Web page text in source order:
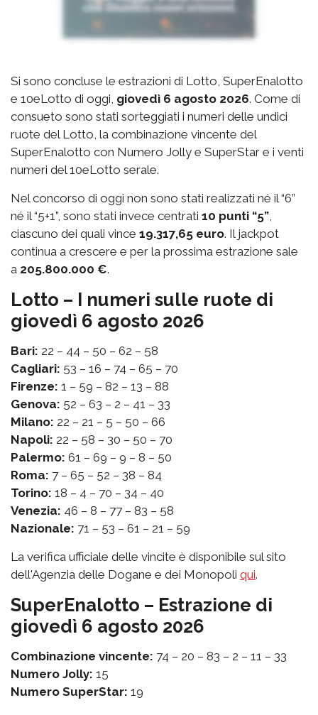
Si sono concluse le estrazioni di Lotto, SuperEnalotto
e 10eLotto di oggi, giovedì 6 agosto 2026. Come di
consueto sono stati sorteggiati i numeri delle undici
ruote del Lotto, la combinazione vincente del
SuperEnalotto con Numero Jolly e SuperStar e i venti
numeri del 10eLotto serale.
Nel concorso di oggi non sono stati realizzati né il “6”
né il “5+1”, sono stati invece centrati 10 punti “5”,
ciascuno dei quali vince 19.317,65 euro. Il jackpot
continua a crescere e per la prossima estrazione sale
a 205.800.000 €.
Lotto – I numeri sulle ruote di
giovedì 6 agosto 2026
Bari: 22 – 44 – 50 – 62 – 58
Cagliari: 53 – 16 – 74 – 65 – 70
Firenze: 1 – 59 – 82 – 13 – 88
Genova: 52 – 63 – 2 – 41 – 33
Milano: 22 – 21 – 5 – 50 – 66
Napoli: 22 – 58 – 30 – 50 – 70
Palermo: 61 – 69 – 9 – 8 – 50
Roma: 7 – 65 – 52 – 38 – 84
Torino: 18 – 4 – 70 – 34 – 40
Venezia: 46 – 8 – 77 – 83 – 58
Nazionale: 71 – 53 – 61 – 21 – 59
La verifica ufficiale delle vincite è disponibile sul sito
dell'Agenzia delle Dogane e dei Monopoli qui.
SuperEnalotto – Estrazione di
giovedì 6 agosto 2026
Combinazione vincente: 74 – 20 – 83 – 2 – 11 – 33
Numero Jolly: 15
Numero SuperStar: 19